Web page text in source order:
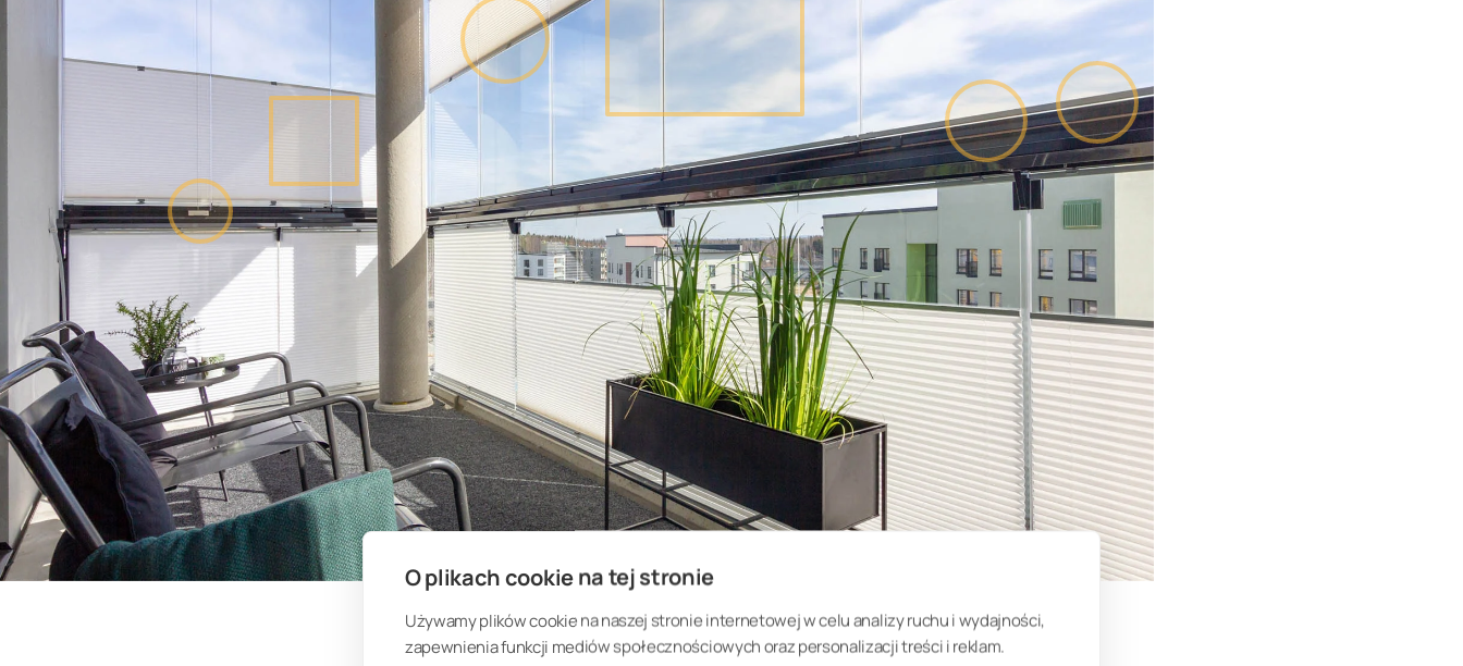
O plikach cookie na tej stronie
Używamy plików cookie na naszej stronie internetowej w celu analizy ruchu i wydajności,
zapewnienia funkcji mediów społecznościowych oraz personalizacji treści i reklam.